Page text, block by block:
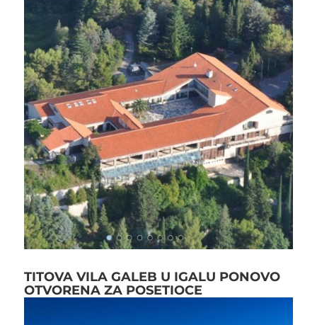
TITOVA VILA GALEB U IGALU PONOVO
OTVORENA ZA POSETIOCE